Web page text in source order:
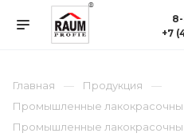
+7
Главная
Продукция
Промышленные
Промышленные